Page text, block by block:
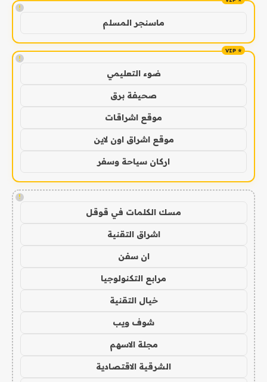
!
ماسنجر المسلم
!
ضوء التعليمي
صحيفة برق
موقع اشراقات
موقع اشراق اون لاين
اركان سياحة وسفر
!
مسك الكلمات في قوقل
اشراق التقنية
ان سفن
مرابع التكنولوجيا
خيال التقنية
شوف ويب
مجلة الاسهم
الشرقية الاقتصادية